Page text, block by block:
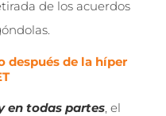
de los acuerdos
después de la híper
en todas partes, el